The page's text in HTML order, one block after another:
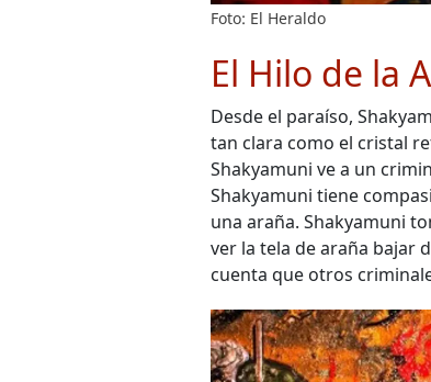
Foto: El Heraldo
El Hilo de la
Desde el paraíso,
tan clara como el cristal
Shakyamuni ve a un
Shakyamuni tiene
una araña. Shakyamuni
ver la tela de araña bajar
cuenta que otros